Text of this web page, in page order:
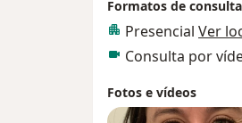
Formatos de consulta
Presencial Ver
Consulta por
Fotos e vídeos